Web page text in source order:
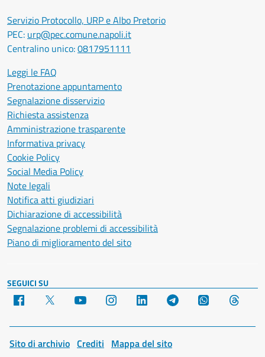
Servizio Protocollo, URP e Albo Pretorio
PEC: urp@pec.comune.napoli.it
Centralino unico:0817951111
Leggi le FAQ
Prenotazione appuntamento
Segnalazione disservizio
Richiesta assistenza
Amministrazione trasparente
Informativa privacy
Cookie Policy
Social Media Policy
Note legali
Notifica atti giudiziari
Dichiarazione di accessibilità
Segnalazione problemi di accessibilità
Piano di miglioramento del sito
SEGUICI SU
Facebook YouTube Instagram LinkedIn Telegram WhatsApp
Sito di archivio Crediti Mappa del sito